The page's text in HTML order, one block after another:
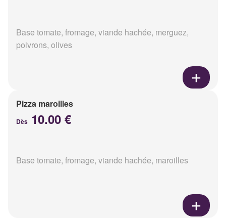
Base tomate, fromage, viande hachée, merguez,
poivrons, olives
Pizza maroilles
Dès 10.00 €
Base tomate, fromage, viande hachée, maroilles